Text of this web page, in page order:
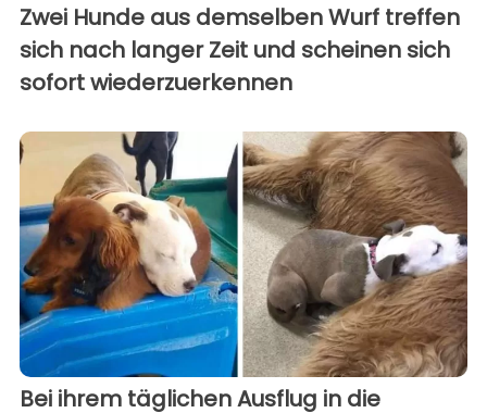
Zwei Hunde aus demselben Wurf treffen
sich nach langer Zeit und scheinen sich
sofort wiederzuerkennen
Bei ihrem täglichen Ausflug in die